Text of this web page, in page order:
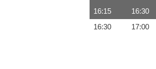
16:15
16:30
16:30
17:00